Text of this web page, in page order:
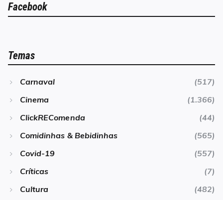
Facebook
Temas
Carnaval
(517)
Cinema
(1.366)
ClickREComenda
(44)
Comidinhas & Bebidinhas
(565)
Covid-19
(557)
Críticas
(7)
Cultura
(482)